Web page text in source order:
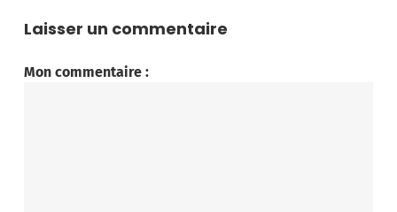
Laisser un commentaire
Mon commentaire :